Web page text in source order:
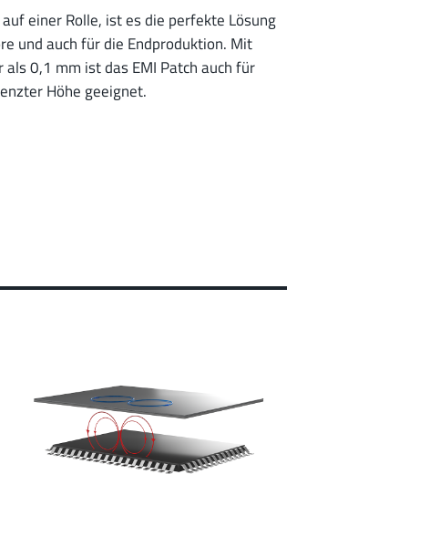
einer Rolle, ist es die perfekte Lösung
und auch für die Endproduktion. Mit
0,1 mm ist das EMI Patch auch für
Höhe geeignet.